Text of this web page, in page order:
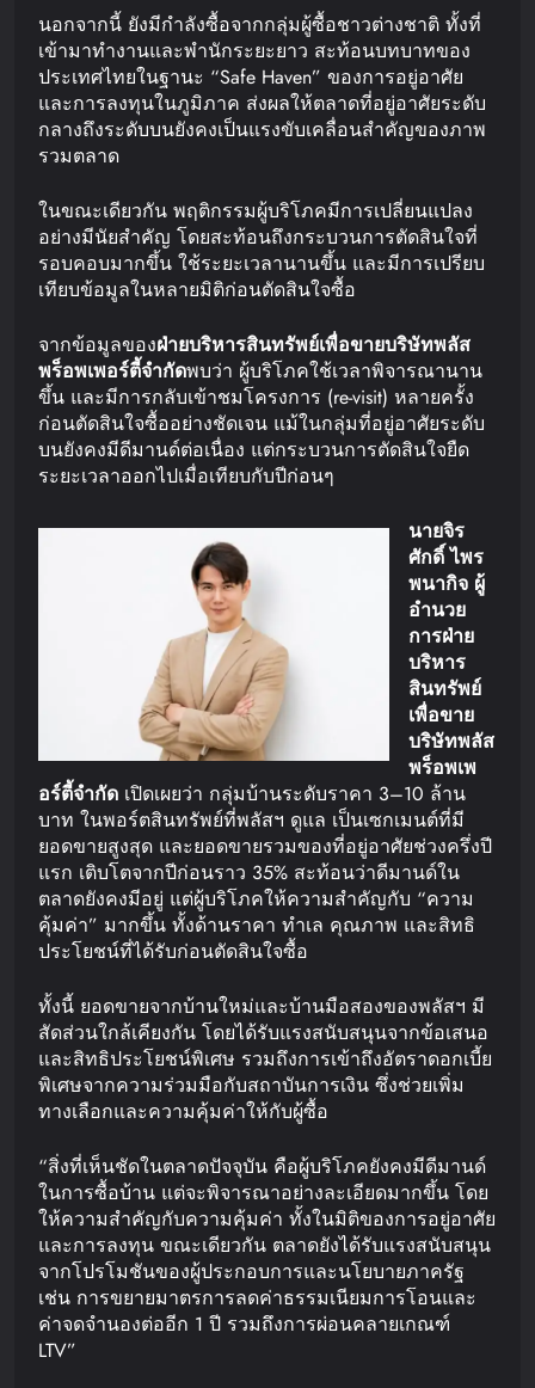
นอกจากนี้ ยังมีกำลังซื้อจากกลุ่มผู้ซื้อชาวต่างชาติ ทั้งที่
เข้ามาทำงานและพำนักระยะยาว สะท้อนบทบาทของ
ประเทศไทยในฐานะ “Safe Haven” ของการอยู่อาศัย
และการลงทุนในภูมิภาค ส่งผลให้ตลาดที่อยู่อาศัยระดับ
กลางถึงระดับบนยังคงเป็นแรงขับเคลื่อนสำคัญของภาพ
รวมตลาด
ในขณะเดียวกัน พฤติกรรมผู้บริโภคมีการเปลี่ยนแปลง
อย่างมีนัยสำคัญ โดยสะท้อนถึงกระบวนการตัดสินใจที่
รอบคอบมากขึ้น ใช้ระยะเวลานานขึ้น และมีการเปรียบ
เทียบข้อมูลในหลายมิติก่อนตัดสินใจซื้อ
จากข้อมูลของฝ่ายบริหารสินทรัพย์เพื่อขายบริษัทพลัส
พร็อพเพอร์ตี้จำกัดพบว่า ผู้บริโภคใช้เวลาพิจารณานาน
ขึ้น และมีการกลับเข้าชมโครงการ (re-visit) หลายครั้ง
ก่อนตัดสินใจซื้ออย่างชัดเจน แม้ในกลุ่มที่อยู่อาศัยระดับ
บนยังคงมีดีมานด์ต่อเนื่อง แต่กระบวนการตัดสินใจยืด
ระยะเวลาออกไปเมื่อเทียบกับปีก่อนๆ
นายจิร
ศักดิ์ไพร
พนากิจ ผู้
อำนวย
การฝ่าย
บริหาร
สินทรัพย์
เพื่อขาย
บริษัทพลัส
พร็อพเพ
อร์ตี้จำกัด เปิดเผยว่า กลุ่มบ้านระดับราคา 3–10 ล้าน
บาท ในพอร์ตสินทรัพย์ที่พลัสฯ ดูแล เป็นเซกเมนต์ที่มี
ยอดขายสูงสุด และยอดขายรวมของที่อยู่อาศัยช่วงครึ่งปี
แรก เติบโตจากปีก่อนราว 35% สะท้อนว่าดีมานด์ใน
ตลาดยังคงมีอยู่ แต่ผู้บริโภคให้ความสำคัญกับ “ความ
คุ้มค่า” มากขึ้น ทั้งด้านราคา ทำเล คุณภาพ และสิทธิ
ประโยชน์ที่ได้รับก่อนตัดสินใจซื้อ
ทั้งนี้ ยอดขายจากบ้านใหม่และบ้านมือสองของพลัสฯ มี
สัดส่วนใกล้เคียงกัน โดยได้รับแรงสนับสนุนจากข้อเสนอ
และสิทธิประโยชน์พิเศษ รวมถึงการเข้าถึงอัตราดอกเบี้ย
พิเศษจากความร่วมมือกับสถาบันการเงิน ซึ่งช่วยเพิ่ม
ทางเลือกและความคุ้มค่าให้กับผู้ซื้อ
“สิ่งที่เห็นชัดในตลาดปัจจุบัน คือผู้บริโภคยังคงมีดีมานด์
ในการซื้อบ้าน แต่จะพิจารณาอย่างละเอียดมากขึ้น โดย
ให้ความสำคัญกับความคุ้มค่า ทั้งในมิติของการอยู่อาศัย
และการลงทุน ขณะเดียวกัน ตลาดยังได้รับแรงสนับสนุน
จากโปรโมชันของผู้ประกอบการและนโยบายภาครัฐ
เช่น การขยายมาตรการลดค่าธรรมเนียมการโอนและ
ค่าจดจำนองต่ออีก 1 ปี รวมถึงการผ่อนคลายเกณฑ์
LTV”